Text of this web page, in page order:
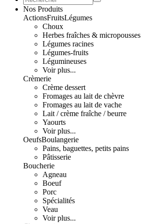
Nos Produits
ActionsFruitsLégumes
Choux
Herbes fraîches & micropousses
Légumes racines
Légumes-fruits
Légumineuses
Voir plus...
Crèmerie
Crème dessert
Fromages au lait de chèvre
Fromages au lait de vache
Lait / crème fraîche / beurre
Yaourts
Voir plus...
OeufsBoulangerie
Pains, baguettes, petits pains
Pâtisserie
Boucherie
Agneau
Boeuf
Porc
Spécialités
Veau
Voir plus...